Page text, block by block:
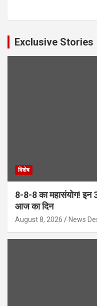
Exclusive Stories
विशेष
8-8-8 का महासंयोग! इन
आज का दिन
August 8, 2026 News